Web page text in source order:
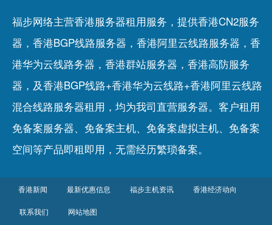
福步网络主营香港服务器租用服务，提供香港CN2服务
器，香港BGP线路服务器，香港阿里云线路服务器，香
港华为云线路务器，香港群站服务器，香港高防服务
器，及香港BGP线路+香港华为云线路+香港阿里云线路
混合线路服务器租用，均为我司直营服务器。客户租用
免备案服务器、 免备案主机、 免备案虚拟主机、 免备案
空间等产品即租即用，无需经历繁琐备案。
香港新闻 最新优惠信息 福步主机资讯 香港经济动向
联系我们 网站地图